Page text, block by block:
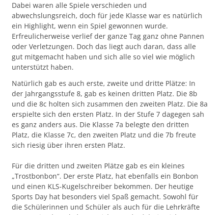
Dabei waren alle Spiele verschieden und
abwechslungsreich, doch für jede Klasse war es natürlich
ein Highlight, wenn ein Spiel gewonnen wurde.
Erfreulicherweise verlief der ganze Tag ganz ohne Pannen
oder Verletzungen. Doch das liegt auch daran, dass alle
gut mitgemacht haben und sich alle so viel wie möglich
unterstützt haben.
Natürlich gab es auch erste, zweite und dritte Plätze: In
der Jahrgangsstufe 8, gab es keinen dritten Platz. Die 8b
und die 8c holten sich zusammen den zweiten Platz. Die 8a
erspielte sich den ersten Platz. In der Stufe 7 dagegen sah
es ganz anders aus. Die Klasse 7a belegte den dritten
Platz, die Klasse 7c, den zweiten Platz und die 7b freute
sich riesig über ihren ersten Platz.
Für die dritten und zweiten Plätze gab es ein kleines
„Trostbonbon“. Der erste Platz, hat ebenfalls ein Bonbon
und einen KLS-Kugelschreiber bekommen. Der heutige
Sports Day hat besonders viel Spaß gemacht. Sowohl für
die Schülerinnen und Schüler als auch für die Lehrkräfte